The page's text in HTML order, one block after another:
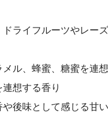
ドライフルーツやレー
メル、蜂蜜、糖蜜を連
連想する香り
や後味として感じる甘